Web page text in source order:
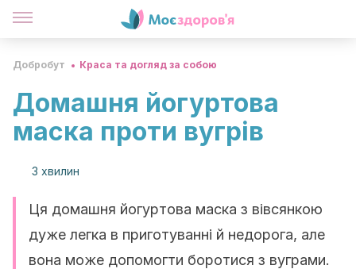
Добробут Краса та догляд за собою
Домашня йогуртова
маска проти вугрів
3 хвилин
Ця домашня йогуртова маска з вівсянкою
дуже легка в приготуванні й недорога, але
вона може допомогти боротися з вуграми.